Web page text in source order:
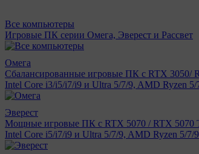
Все компьютеры
Игровые ПК серии Омега, Эверест и Рассвет
Омега
Сбалансированные игровые ПК с RTX 3050/
Intel Core i3/i5/i7/i9 и Ultra 5/7/9, AMD Ryzen 5/
Эверест
Мощные игровые ПК с RTX 5070 / RTX 5070
Intel Core i5/i7/i9 и Ultra 5/7/9, AMD Ryzen 5/7/9